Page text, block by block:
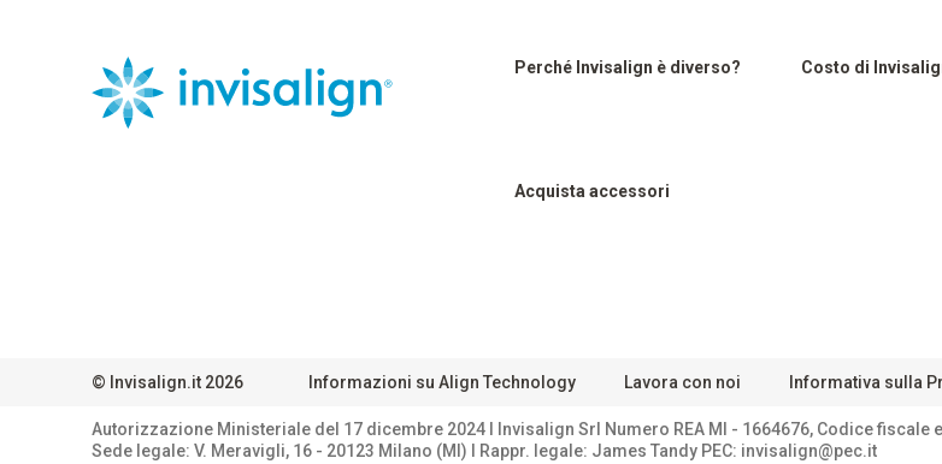
Perché Invisalign è diverso? Costo di
Acquista accessori
© Invisalign.it 2026 Informazioni su Align Technology Lavora con noi Informativa sulla
Autorizzazione Ministeriale del 17 dicembre 2024 I lnvisalign Srl Numero REA Ml - 1664676, Codice fiscale
Sede legale: V. Meravigli, 16 - 20123 Milano (Ml) I Rappr. legale: James Tandy PEC: invisalign@pec.it